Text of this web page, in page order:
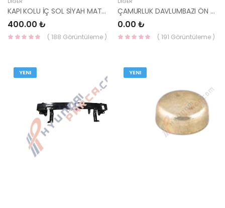
KAPI KOLU İÇ SOL SİYAH MATRİX 01-10 82610-17010-YS
400.00 ₺
( 188 Görüntüleme )
ÇAMURLUK DAVLUMBAZI ÖN SOL COROLLA 14- 53876-02501-YS
0.00 ₺
( 191 Görüntüleme )
YENI YENI